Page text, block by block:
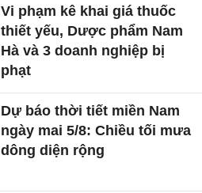
Vi phạm kê khai giá thuốc
thiết yếu, Dược phẩm Nam
Hà và 3 doanh nghiệp bị
phạt
Dự báo thời tiết miền Nam
ngày mai 5/8: Chiều tối mưa
dông diện rộng